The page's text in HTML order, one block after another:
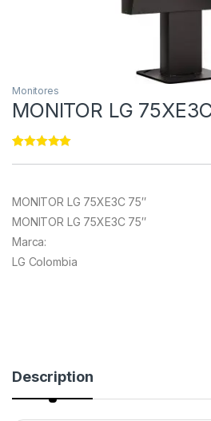
Monitores
MONITOR LG
ratings
MONITOR LG 75XE3C 75″
MONITOR LG 75XE3C 75″
Marca:
LG Colombia
Description